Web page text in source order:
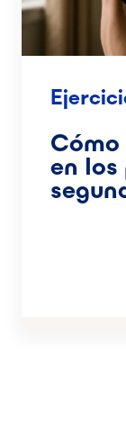
en los